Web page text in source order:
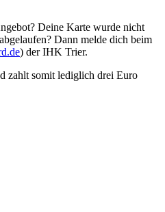
Deine Karte wurde nicht
Dann melde dich beim
) der IHK Trier.
zahlt somit lediglich drei Euro